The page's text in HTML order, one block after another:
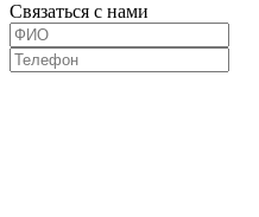
Связаться с нами